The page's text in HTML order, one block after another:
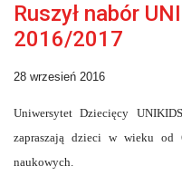
Ruszył nabór
2016/2017
28 wrzesień 2016
Uniwersytet Dziecięcy
zapraszają dzieci w wieku
naukowych.